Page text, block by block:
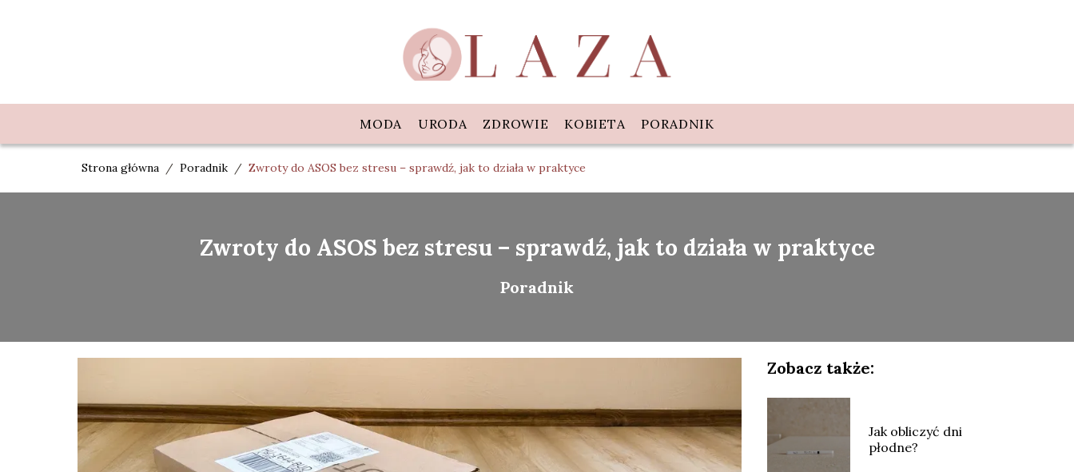
MODA URODA ZDROWIE KOBIETA PORADNIK
Strona główna / Poradnik / Zwroty do ASOS bez stresu – sprawdź, jak to działa w praktyce
Zwroty do ASOS bez stresu – sprawdź, jak to działa w praktyce
Poradnik
Zobacz także:
Jak obliczyć dni
płodne?